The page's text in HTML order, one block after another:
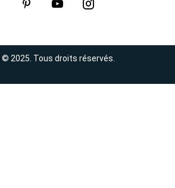
© 2025. Tous droits réservés.